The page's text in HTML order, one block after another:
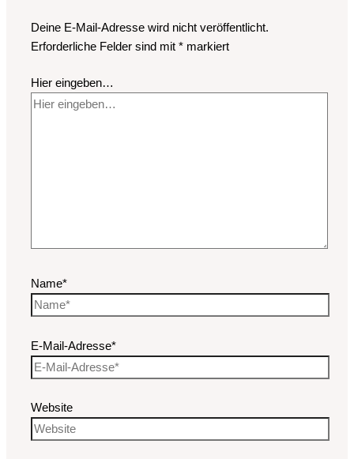
Deine E-Mail-Adresse wird nicht veröffentlicht.
Erforderliche Felder sind mit* markiert
Hier eingeben…
Name*
E-Mail-Adresse*
Website